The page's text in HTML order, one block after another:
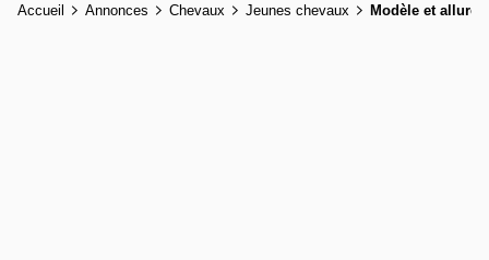
Accueil Annonces Chevaux Jeunes chevaux Modèle et allures